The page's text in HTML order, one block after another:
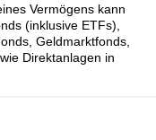
Vermögens kann
(inklusive ETFs),
Geldmarktfonds,
Direktanlagen in